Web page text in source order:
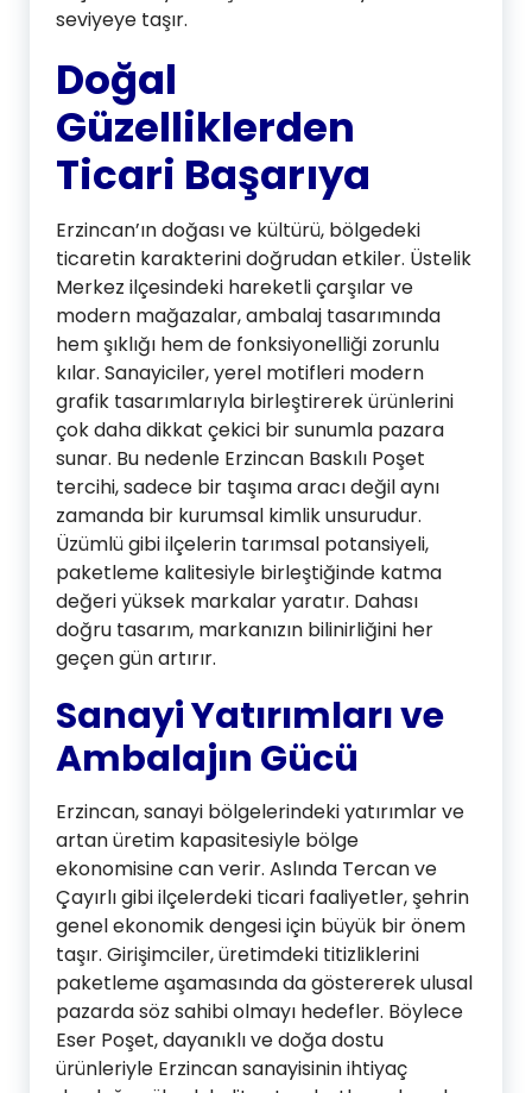
seviyeye taşır.
Doğal
Güzelliklerden
Ticari Başarıya
Erzincan’ın doğası ve kültürü, bölgedeki
ticaretin karakterini doğrudan etkiler. Üstelik
Merkez ilçesindeki hareketli çarşılar ve
modern mağazalar, ambalaj tasarımında
hem şıklığı hem de fonksiyonelliği zorunlu
kılar. Sanayiciler, yerel motifleri modern
grafik tasarımlarıyla birleştirerek ürünlerini
çok daha dikkat çekici bir sunumla pazara
sunar. Bu nedenle Erzincan Baskılı Poşet
tercihi, sadece bir taşıma aracı değil aynı
zamanda bir kurumsal kimlik unsurudur.
Üzümlü gibi ilçelerin tarımsal potansiyeli,
paketleme kalitesiyle birleştiğinde katma
değeri yüksek markalar yaratır. Dahası
doğru tasarım, markanızın bilinirliğini her
geçen gün artırır.
Sanayi Yatırımları ve
Ambalajın Gücü
Erzincan, sanayi bölgelerindeki yatırımlar ve
artan üretim kapasitesiyle bölge
ekonomisine can verir. Aslında Tercan ve
Çayırlı gibi ilçelerdeki ticari faaliyetler, şehrin
genel ekonomik dengesi için büyük bir önem
taşır. Girişimciler, üretimdeki titizliklerini
paketleme aşamasında da göstererek ulusal
pazarda söz sahibi olmayı hedefler. Böylece
Eser Poşet, dayanıklı ve doğa dostu
ürünleriyle Erzincan sanayisinin ihtiyaç